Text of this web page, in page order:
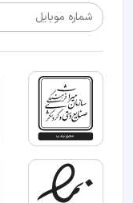
شماره موبایل